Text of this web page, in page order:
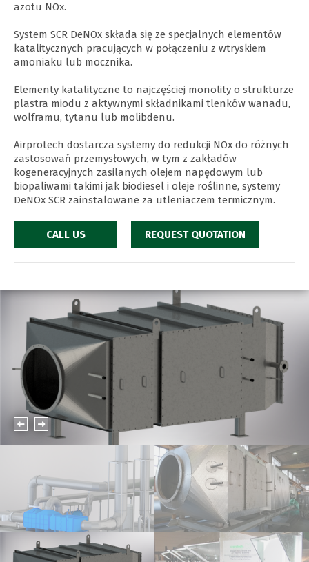
azotu NOx.
System SCR DeNOx składa się ze specjalnych elementów
katalitycznych pracujących w połączeniu z wtryskiem
amoniaku lub mocznika.
Elementy katalityczne to najczęściej monolity o strukturze
plastra miodu z aktywnymi składnikami tlenków wanadu,
wolframu, tytanu lub molibdenu.
Airprotech dostarcza systemy do redukcji NOx do różnych
zastosowań przemysłowych, w tym z zakładów
kogeneracyjnych zasilanych olejem napędowym lub
biopaliwami takimi jak biodiesel i oleje roślinne, systemy
DeNOx SCR zainstalowane za utleniaczem termicznym.
CALL US REQUEST QUOTATION